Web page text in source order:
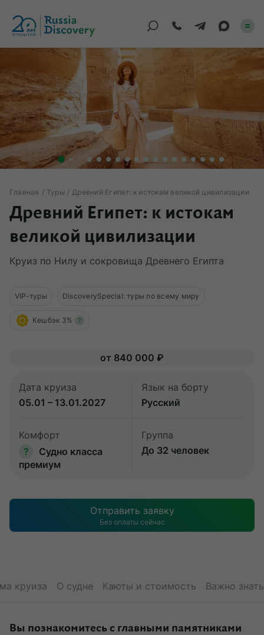
Каталог туров
По России
Регионы
По миру
Круизы
Индивидуальные
Корпоративные
Журнал
Сертификаты
Сб:11:00–20:00
Главная Туры Древний Египет: к истокам великой цивилизации
Древний Египет: к истокам
великой цивилизации
от 840 000 ₽
Круиз по Нилу и сокровища Древнего Египта
VIP-туры DiscoverySpecial: туры по всему миру
Кешбэк 3% ?
Дата круиза
05.01 – 13.01.2027
Язык на борту
Русский
Комфорт
?
Судно класса
премиум
Группа
До 32 человек
Отправить заявку
Без оплаты сейчас
круиза О судне Каюты и стоимость Важно знать
Вы познакомитесь с главными памятниками